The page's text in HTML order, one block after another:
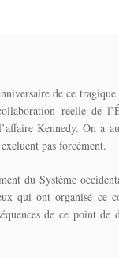
de ce
réelle de
Kennedy. On a
pas forcément.
du Système
qui ont organisé ce
de ce point de